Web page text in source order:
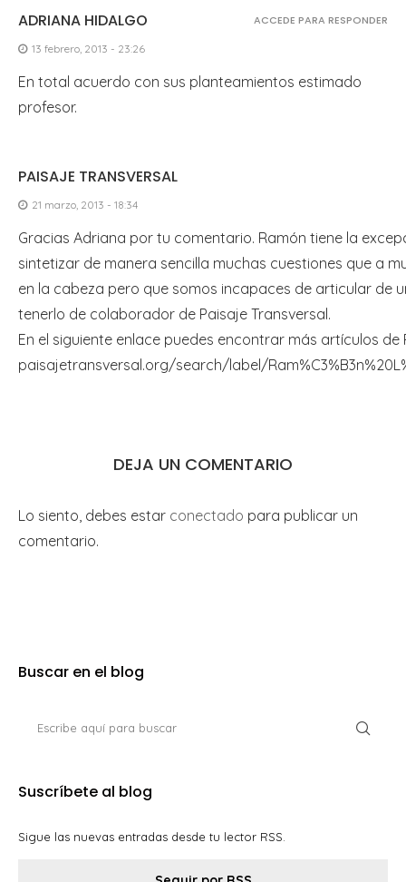
ADRIANA HIDALGO
13 febrero, 2013 - 23:26
En total acuerdo con sus planteamientos estimado
profesor.
ACCEDE PARA RESPONDER
PAISAJE TRANSVERSAL
21 marzo, 2013 - 18:34
Gracias Adriana por tu comentario. Ramón tiene la
sintetizar de manera sencilla muchas cuestiones que a
en la cabeza pero que somos incapaces de articular de
tenerlo de colaborador de Paisaje Transversal.
En el siguiente enlace puedes encontrar más artículos de
paisajetransversal.org/search/label/
DEJA UN COMENTARIO
Lo siento, debes estar conectado para publicar un
comentario.
Buscar en el blog
Suscríbete al blog
Sigue las nuevas entradas desde tu lector RSS.